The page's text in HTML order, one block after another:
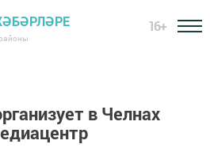
16+
в Челнах